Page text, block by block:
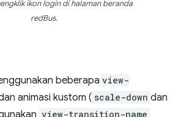
ikon login di halaman beranda
redBus.
beberapa view-
animasi kustom ( scale-down dan
view-transition-name